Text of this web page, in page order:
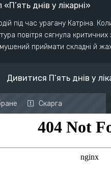
днів у лікарні»
під час урагану Катріна.
повітря сягнула
приймати складні й
Дивитися П’ять днів у
Скарга